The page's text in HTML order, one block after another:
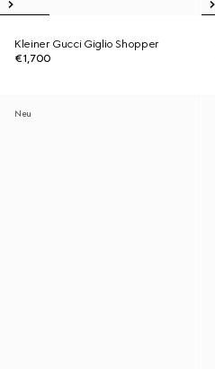
Kleiner Gucci Giglio Shopper
€1,700
Neu